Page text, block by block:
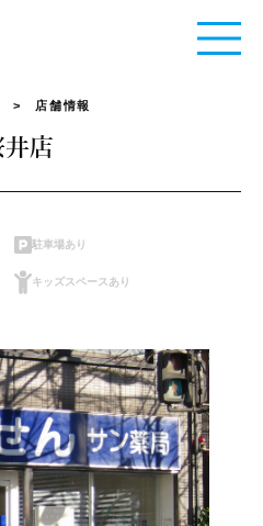
> 店舗情報
井店
駐車場あり
キッズスペースあり